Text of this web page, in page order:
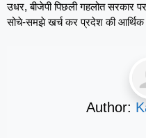
उधर, बीजेपी पिछली गहलोत सरकार
सोचे-समझे खर्च कर प्रदेश की आर्थिक
Author: